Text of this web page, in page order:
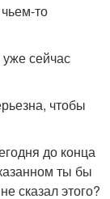
то
сейчас
чтобы
до конца
ты бы
сказал этого?